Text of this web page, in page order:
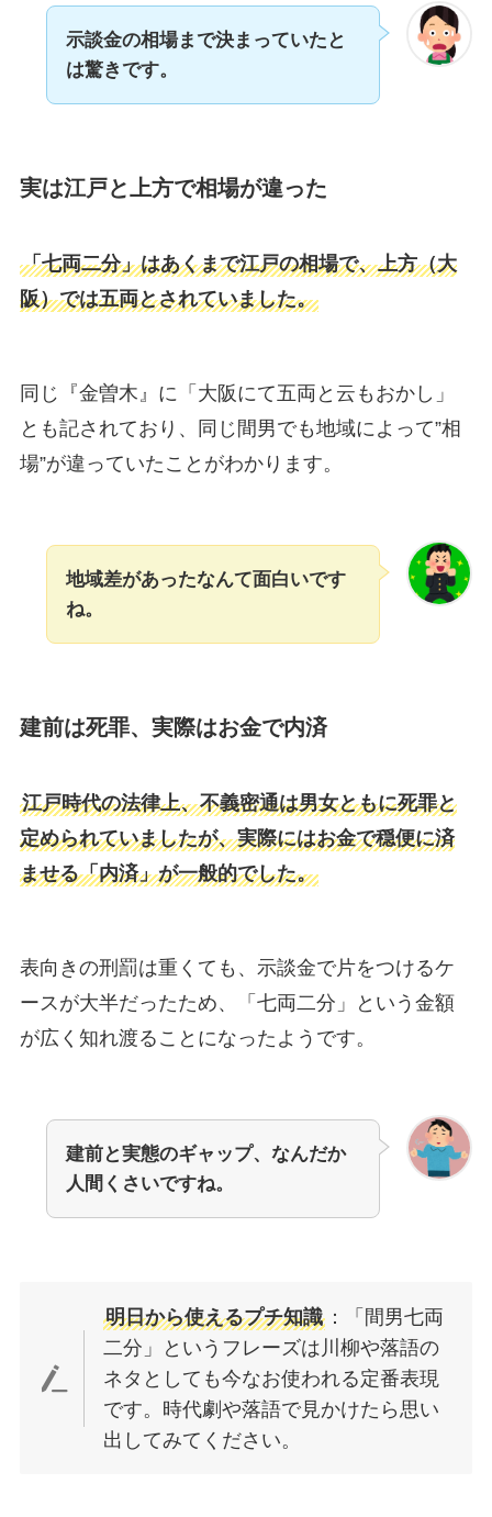
示談金の相場まで決まっていたと
は驚きです。
実は江戸と上方で相場が違った
「七両二分」はあくまで江戸の相場で、上方（大
阪）では五両とされていました。
同じ『金曽木』に「大阪にて五両と云もおかし」
とも記されており、同じ間男でも地域によって”相
場”が違っていたことがわかります。
地域差があったなんて面白いです
ね。
建前は死罪、実際はお金で内済
江戸時代の法律上、不義密通は男女ともに死罪と
定められていましたが、実際にはお金で穏便に済
ませる「内済」が一般的でした。
表向きの刑罰は重くても、示談金で片をつけるケ
ースが大半だったため、「七両二分」という金額
が広く知れ渡ることになったようです。
建前と実態のギャップ、なんだか
人間くさいですね。
明日から使えるプチ知識 ：「間男七両
二分」というフレーズは川柳や落語の
ネタとしても今なお使われる定番表現
です。時代劇や落語で見かけたら思い
出してみてください。